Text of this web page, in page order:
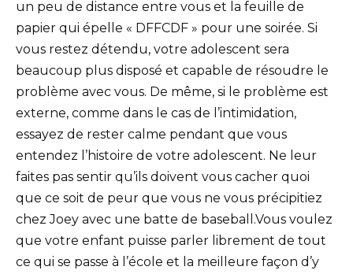
un peu de distance entre vous et la feuille de
papier qui épelle « DFFCDF » pour une soirée. Si
vous restez détendu, votre adolescent sera
beaucoup plus disposé et capable de résoudre le
problème avec vous. De même, si le problème est
externe, comme dans le cas de l’intimidation,
essayez de rester calme pendant que vous
entendez l’histoire de votre adolescent. Ne leur
faites pas sentir qu’ils doivent vous cacher quoi
que ce soit de peur que vous ne vous précipitiez
chez Joey avec une batte de baseball.Vous voulez
que votre enfant puisse parler librement de tout
ce qui se passe à l’école et la meilleure façon d’y